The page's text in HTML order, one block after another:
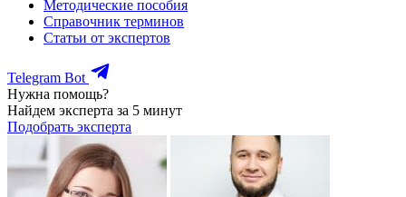
Методические пособия
Справочник терминов
Статьи от экспертов
Telegram Bot
Нужна помощь?
Найдем эксперта за 5 минут
Подобрать эксперта